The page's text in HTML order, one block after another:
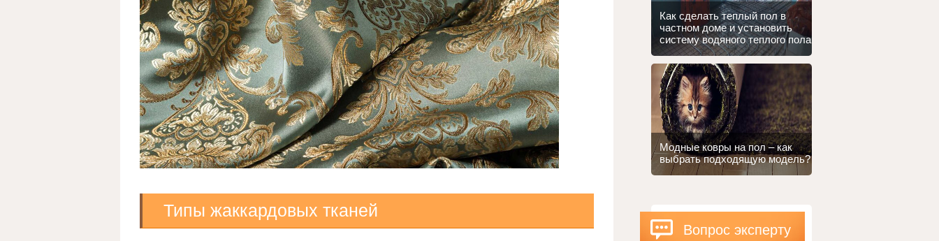
Типы жаккардовых тканей
Как сделать теплый пол в
частном доме и установить
систему водяного теплого пола
Модные ковры на пол – как
выбрать подходящую модель?
Вопрос эксперту